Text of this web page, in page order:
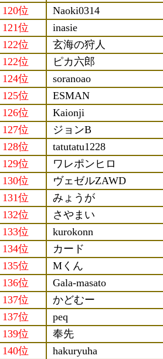
120位
Naoki0314
121位
inasie
122位
玄海の狩人
122位
ピカ六郎
124位
soranoao
125位
ESMAN
126位
Kaionji
127位
ジョンB
128位
tatutatu1228
129位
ワレポンヒロ
130位
ヴェゼルZAWD
131位
みょうが
132位
さやまい
133位
kurokonn
134位
カード
135位
Mくん
136位
Gala-masato
137位
かどむー
137位
peq
139位
奉先
140位
hakuryuha